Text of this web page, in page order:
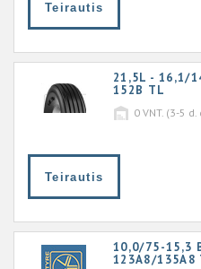
Teirautis
21,5L - 16,1/
152B TL
0 VNT. (3-5 d.
Teirautis
10,0/75-15,3
123A8/135A8